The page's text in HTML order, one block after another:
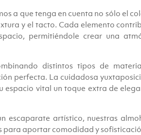
a que tenga en cuenta no sólo el
y el tacto. Cada elemento
permitiéndole crear una
distintos tipos de
perfecta. La cuidadosa
espacio vital un toque extra de
escaparate artístico, nuestras
para aportar comodidad y